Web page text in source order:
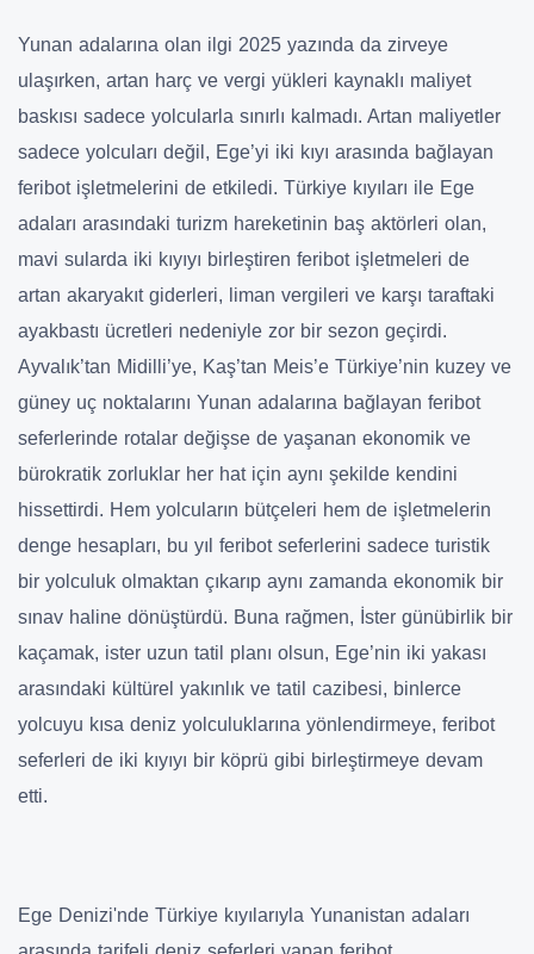
Yunan adalarına olan ilgi 2025 yazında da zirveye
ulaşırken, artan harç ve vergi yükleri kaynaklı maliyet
baskısı sadece yolcularla sınırlı kalmadı. Artan maliyetler
sadece yolcuları değil, Ege’yi iki kıyı arasında bağlayan
feribot işletmelerini de etkiledi. Türkiye kıyıları ile Ege
adaları arasındaki turizm hareketinin baş aktörleri olan,
mavi sularda iki kıyıyı birleştiren feribot işletmeleri de
artan akaryakıt giderleri, liman vergileri ve karşı taraftaki
ayakbastı ücretleri nedeniyle zor bir sezon geçirdi.
Ayvalık’tan Midilli’ye, Kaş’tan Meis’e Türkiye’nin kuzey ve
güney uç noktalarını Yunan adalarına bağlayan feribot
seferlerinde rotalar değişse de yaşanan ekonomik ve
bürokratik zorluklar her hat için aynı şekilde kendini
hissettirdi. Hem yolcuların bütçeleri hem de işletmelerin
denge hesapları, bu yıl feribot seferlerini sadece turistik
bir yolculuk olmaktan çıkarıp aynı zamanda ekonomik bir
sınav haline dönüştürdü. Buna rağmen, İster günübirlik bir
kaçamak, ister uzun tatil planı olsun, Ege’nin iki yakası
arasındaki kültürel yakınlık ve tatil cazibesi, binlerce
yolcuyu kısa deniz yolculuklarına yönlendirmeye, feribot
seferleri de iki kıyıyı bir köprü gibi birleştirmeye devam
etti.
Ege Denizi'nde Türkiye kıyılarıyla Yunanistan adaları